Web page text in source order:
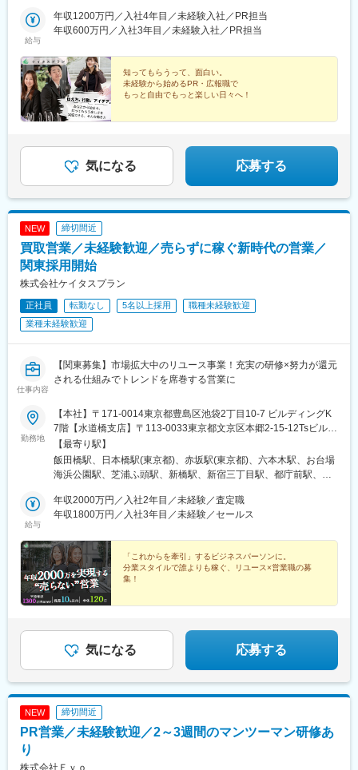
給与
年収1200万円／入社4年目／未経験入社／PR担当
年収600万円／入社3年目／未経験入社／PR担当
知ってもらうって、面白い。
未経験から始めるPR・広報職で
もっと自由でもっと楽しい日々へ！
■幅広いPRスキル
┗イベント企画からデザイン業務まで♪
■充実研修
気になる 応募する
NEW 締切間近
買取営業／未経験歓迎／売らずに稼ぐ新時代の営業／
関東採用開始
株式会社ケイタスプラン
正社員 転勤なし 5名以上採用
職種未経験歓迎
業種未経験歓迎
仕事内容
【関東募集】市場拡大中のリユース事業！充実の研修×努力が還元
される仕組みでトレンドを席巻する営業に
勤務地
【本社】〒171-0014東京都豊島区池袋2丁目10-7 ビルディングK
7階【水道橋支店】〒113-0033東京都文京区本郷2-15-12Tsビル
【宇都宮支店】〒321-0953栃木県宇都宮市東宿郷5丁目1-16 ルー
セントビル2階【大阪支社】〒541-0048大阪大阪市中央区瓦町3-
2-7グリーンビル4F【その他関連勤務地】・関東圏内（千葉県、埼
都府、奈良県、滋賀県、和歌山県など）※転勤はございません。※
希望を100％考慮いたします。
【最寄り駅】
飯田橋駅、日本橋駅(東京都)、赤坂駅(東京都)、六本木駅、お台場
海浜公園駅、芝浦ふ頭駅、新橋駅、新宿三丁目駅、都庁前駅、高
上駅、錦糸町駅、青海駅(東京都)、豊洲駅、有明駅(東京都)、亀戸
駅、木場駅(東京都)、天王洲アイル駅、立会川駅、大崎広小路駅、
駅、経堂駅、渋谷駅、明治神宮前駅、原宿駅、恵比寿駅、中野駅
(東京都)、荻窪駅、池袋駅、向原駅(東京都)、都電雑司ケ谷駅、赤
羽駅、南千住駅、東武練馬駅、光が丘駅、北千住駅、亀有駅、西
葛西駅、吉祥寺駅、井の頭公園駅、三鷹駅、府中競馬正門前駅、
調布駅、町田駅、南町田グランベリーパーク駅、豊田駅、国分寺
摩センター駅、京王よみうりランド駅、武蔵引田駅、新高島駅、
横浜駅、元町・中華街駅、伊勢佐木長者町駅、神奈川駅、新横浜
遊園駅、新百合ケ丘駅、橋本駅(神奈川県)、相模原駅、相模大野
駅、汐入駅、横須賀中央駅、平塚駅、鎌倉駅、大船駅、藤沢駅、
辻堂駅、石上駅、小田原駅、鴨宮駅、茅ケ崎駅、逗子・葉山駅、
模線)、相武台前駅、大雄山駅、高座渋谷駅、相模金子駅、湯河原
給与
年収2000万円／入社2年目／未経験／査定職
年収1800万円／入社3年目／未経験／セールス
「これからを牽引」するビジネスパーソンに。
分業スタイルで誰よりも稼ぐ、リユース×営業職の募
集！
＃月平均残業10h以下
＃独立＆フリーランス化も支援
気になる 応募する
NEW 締切間近
PR営業／未経験歓迎／2～3週間のマンツーマン研修あ
り
株式会社Ｅｖｏ